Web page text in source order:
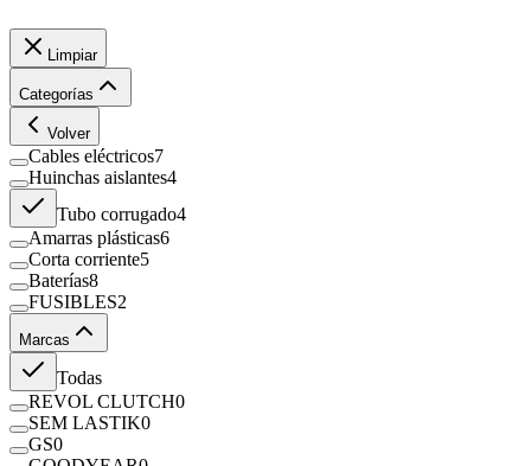
Limpiar
Categorías
Volver
Cables eléctricos7
Huinchas aislantes4
Tubo corrugado4
Amarras plásticas6
Corta corriente5
Baterías8
FUSIBLES2
Marcas
Todas
REVOL CLUTCH0
SEM LASTIK0
GS0